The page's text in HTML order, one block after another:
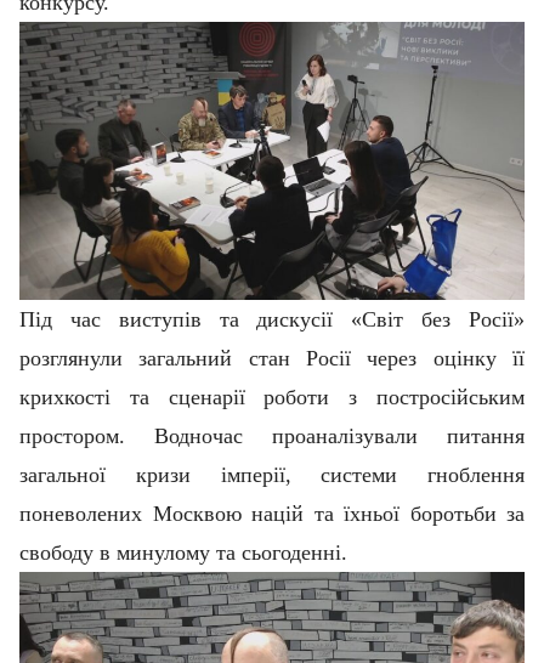
Під час виступів та дискусії «Світ без Росії»
розглянули загальний стан Росії через оцінку її
крихкості та сценарії роботи з постросійським
простором. Водночас проаналізували питання
загальної кризи імперії, системи гноблення
поневолених Москвою націй та їхньої боротьби за
свободу в минулому та сьогоденні.